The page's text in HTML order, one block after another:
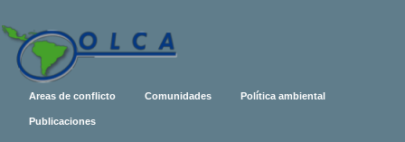
Areas de conflicto Comunidades Política ambiental
Publicaciones